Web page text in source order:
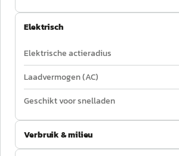
Elektrisch
Elektrische actieradius
Laadvermogen (AC)
Geschikt voor snelladen
Verbruik & milieu